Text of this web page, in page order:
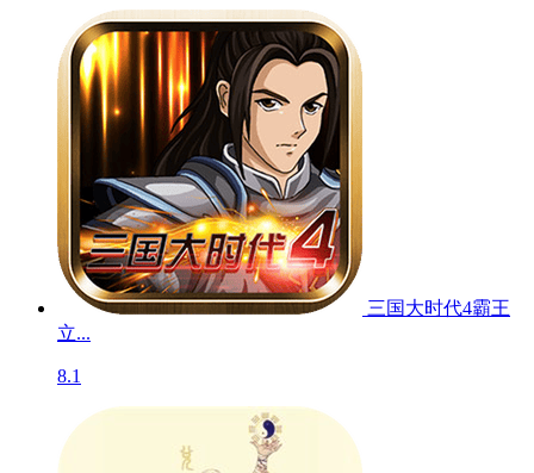
三国大时代4霸王
立...
8.1